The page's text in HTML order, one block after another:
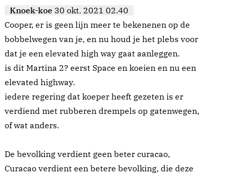
Knoek-koe 30 okt. 2021 02.40
Cooper, er is geen lijn meer te bekenenen op de
bobbelwegen van je, en nu houd je het plebs voor
dat je een elevated high way gaat aanleggen.
is dit Martina 2? eerst Space en koeien en nu een
elevated highway.
iedere regering dat koeper heeft gezeten is er
verdiend met rubberen drempels op gatenwegen,
of wat anders.
De bevolking verdient geen beter curacao,
Curacao verdient een betere bevolking, die deze